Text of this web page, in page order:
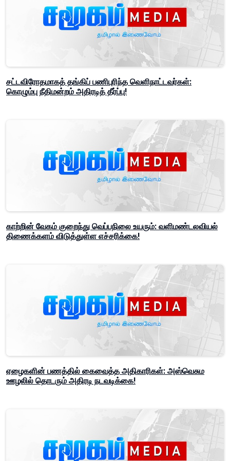
சட்டவிரோதமாகத் தங்கிப் பணிபுரிந்த வெளிநாட்டவர்கள்:
கொழும்பு நீதிமன்றம் அதிரடித் தீர்ப்பு!
காற்றின் வேகம் குறைந்து வெப்பநிலை உயரும்: வளிமண்டலவியல்
திணைக்களம் விடுத்துள்ள எச்சரிக்கை!
ஏழைகளின் பணத்தில் கைவைத்த அதிகாரிகள்: அஸ்வெசும
ஊழலில் தொடரும் அதிரடி நடவடிக்கை!